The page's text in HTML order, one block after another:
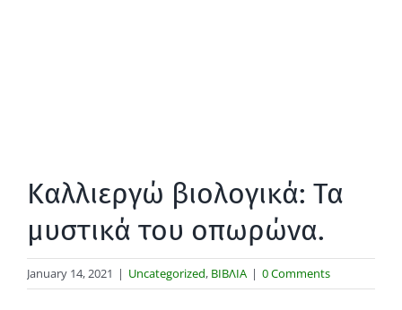
Καλλιεργώ βιολογικά: Τα
μυστικά του οπωρώνα.
January 14, 2021 | Uncategorized, ΒΙΒΛΙΑ | 0 Comments